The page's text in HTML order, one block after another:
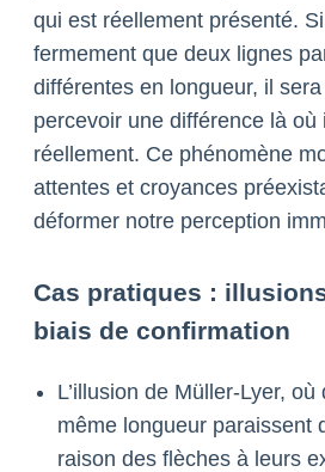
qui est réellement présenté.
fermement que deux lignes
différentes en longueur, il
percevoir une différence là où
réellement. Ce phénomène
attentes et croyances
déformer notre perception
Cas pratiques :
biais de confirmation
L’illusion de Müller-Lyer,
même longueur paraissent
raison des flèches à leurs